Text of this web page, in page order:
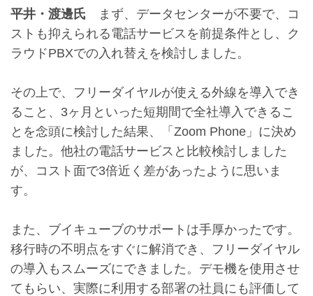
平井・渡邊氏 まず、データセンターが不要で、コ
ストも抑えられる電話サービスを前提条件とし、ク
ラウドPBXでの入れ替えを検討しました。
その上で、フリーダイヤルが使える外線を導入でき
ること、3ヶ月といった短期間で全社導入できるこ
とを念頭に検討した結果、「Zoom Phone」に決め
ました。他社の電話サービスと比較検討しました
が、コスト面で3倍近く差があったように思いま
す。
また、ブイキューブのサポートは手厚かったです。
移行時の不明点をすぐに解消でき、フリーダイヤル
の導入もスムーズにできました。デモ機を使用させ
てもらい、実際に利用する部署の社員にも評価して